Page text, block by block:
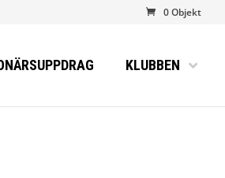
0 Objekt
KLUBBEN